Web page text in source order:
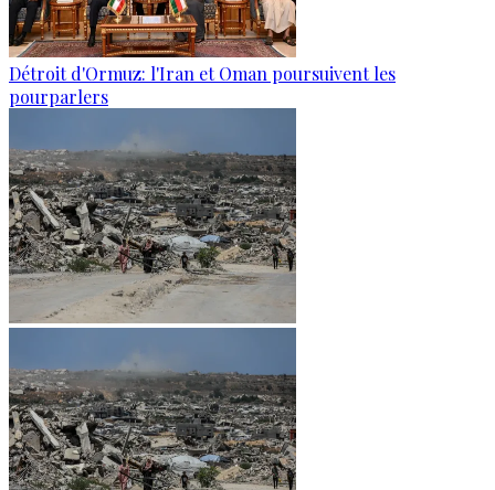
Détroit d'Ormuz: l'Iran et Oman poursuivent les
pourparlers